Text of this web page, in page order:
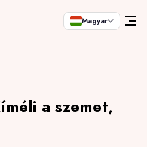
Magyar
a szemet,